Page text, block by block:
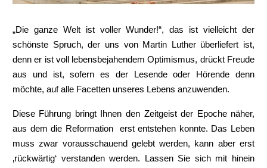
„Die ganze Welt ist voller Wunder!“, das ist vielleicht der
schönste Spruch, der uns von Martin Luther überliefert ist,
denn er ist voll lebensbejahendem Optimismus, drückt Freude
aus und ist, sofern es der Lesende oder Hörende denn
möchte, auf alle Facetten unseres Lebens anzuwenden.
Diese Führung bringt Ihnen den Zeitgeist der Epoche näher,
aus dem die Reformation erst entstehen konnte. Das Leben
muss zwar vorausschauend gelebt werden, kann aber erst
‚rückwärtig‘ verstanden werden. Lassen Sie sich mit hinein